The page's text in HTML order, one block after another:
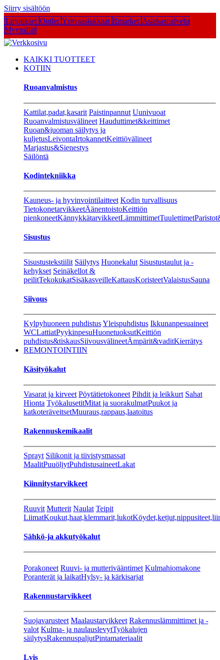
Siirry sisältöön
Tarjoukset Outlet Yritysasiakkaat Rmarket Asiakaspalvelu
Myymälät
KAIKKI TUOTTEET
KOTIIN
Ruoanvalmistus
Kattilat,padat,kasarit Paistinpannut Uunivuoat
Ruoanvalmistusvälineet Hauduttimet&keittimet
Ruoan&juoman säilytys ja
kuljetusLeivontaIrtokannetKeittiövälineet
Marjastus&Sienestys
Säilöntä
Kodintekniikka
Kauneus- ja hyvinvointilaitteet Kodin turvallisuus
TietokonetarvikkeetÄänentoistoKeittiön
pienkoneetKännykkätarvikkeetLämmittimetTuulettimet
Sisustus
Sisustustekstiilit Säilytys Huonekalut Sisustustaulut ja -
kehykset Seinäkellot &
peilitTekokukatSisäkasveilleKattausKoristeetValaistusSauna
Siivous
Kylpyhuoneen puhdistusYleispuhdistus Ikkunanpesuaineet
WCLattiatPyykinpesuHuonetuoksutKeittiön
puhdistus&tiskausSiivousvälineetÄmpärit&vaditKierrätys
REMONTOINTIIN
Käsityökalut
Vasarat ja kirveet Pöytätietokoneet Pihdit ja leikkurt Sahat
Hionta TyökalusetitMitat ja suorakulmatPuukot ja
katkoteräveitsetMuuraus,rappaus,laatoitus
Rakennuskemikaalit
Sprayt Silikonit ja tiivistysmassat
MaalitPuuöljytPuhdistusaineetLakat
Kiinnitystarvikkeet
Ruuvit Mutterit Naulat Teipit
LiimatKoukut,haat,klemmarit,lukot
Sähkö-ja akkutyökalut
Porakoneet Ruuvi- ja mutterivääntimet Kulmahiomakone
Poranterät ja laikatHylsy- ja kärkisarjat
Rakennustarvikkeet
Suojavarusteet Maalaustarvikkeet Rakennuslämmittimet ja -
valot Kulma- ja naulauslevytTyökalujen
säilytysRakennuspaljutPintamateriaalit
Lvis